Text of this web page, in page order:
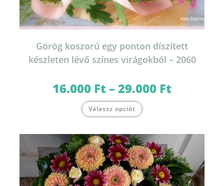
Görög koszorú egy ponton díszített
készleten lévő színes virágokból – 2060
16.000 Ft–29.000 Ft16.000 Ft
Válassz opciót a
van.
A
változatok
a
termékoldalon
választhatók
ki